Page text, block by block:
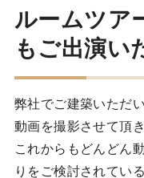
ルームツア
もご出演い
弊社でご建築いただ
動画を撮影させて頂
これからもどんどん
りをご検討されてい